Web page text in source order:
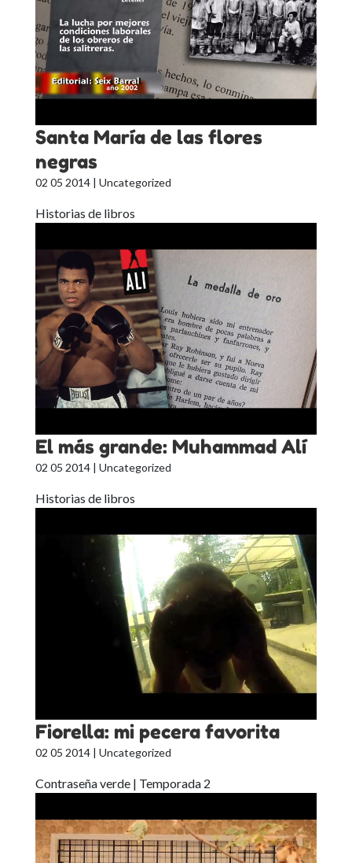
Santa María de las flores
negras
02 05 2014| Uncategorized
Historias de libros
El más grande: Muhammad Alí
02 05 2014| Uncategorized
Historias de libros
Fiorella: mi pecera favorita
02 05 2014| Uncategorized
Contraseña verde | Temporada 2